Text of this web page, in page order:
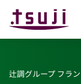
辻調グループ フラ